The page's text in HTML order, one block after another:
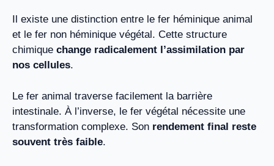
Il existe une distinction entre le fer héminique animal
et le fer non héminique végétal. Cette structure
chimique change radicalement l’assimilation par
nos cellules.
Le fer animal traverse facilement la barrière
intestinale. À l’inverse, le fer végétal nécessite une
transformation complexe. Son rendement final reste
souvent très faible.